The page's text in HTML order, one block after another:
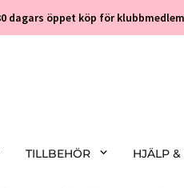
dagars öppet köp för
TILLBEHÖR HJÄLP &